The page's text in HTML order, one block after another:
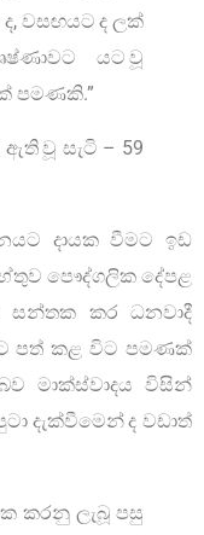
ද, වසඟයට ද ලක්
යට වූ
පමණකි.”
වූ සැටි – 59
දායක වීමට ඉඩ
පෞද්ගලික දේපළ
සන්තක කර ධනවාදී
පත් කළ විට පමණක්
මාක්ස්වාදය විසින්
දැක්වීමෙන් ද වඩාත්
කරනු ලැබූ පසු